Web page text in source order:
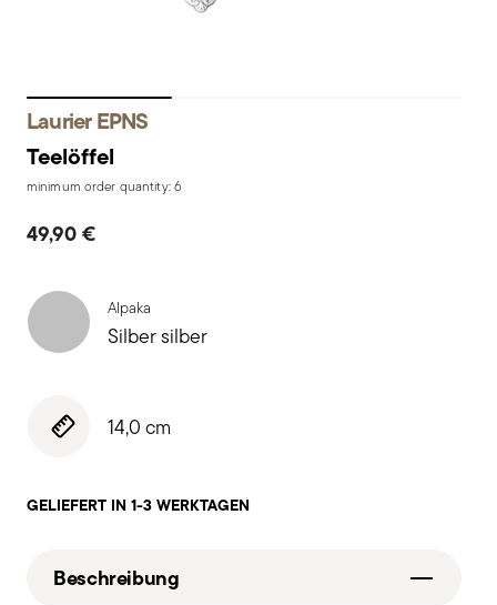
Laurier EPNS
Teelöffel
minimum order quantity: 6
49,90 €
Alpaka
Silber silber
14,0 cm
GELIEFERT IN 1-3 WERKTAGEN
Beschreibung